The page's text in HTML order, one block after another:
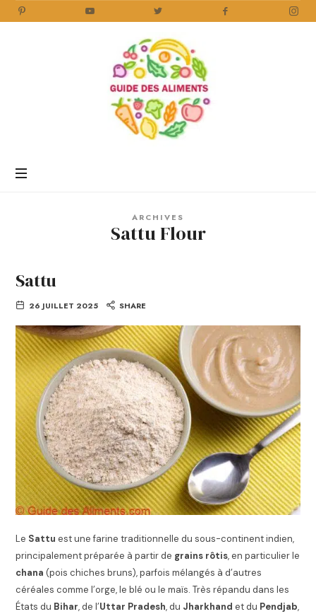
Aliments
ARCHIVES
Sattu Flour
Sattu
26 JUILLET 2025 SHARE
Le Sattu est une farine traditionnelle du sous-continent indien,
principalement préparée à partir de grains rôtis, en particulier le
chana (pois chiches bruns), parfois mélangés à d’autres
céréales comme l’orge, le blé ou le maïs. Très répandu dans les
États du Bihar, de l’Uttar Pradesh, du Jharkhand et du Pendjab,